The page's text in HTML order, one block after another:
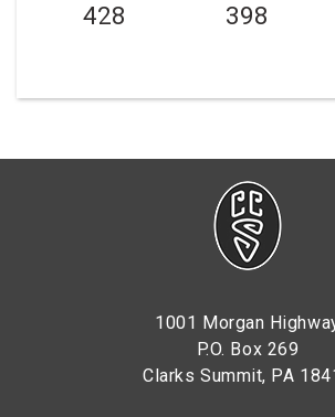
428 398
1001 Morgan
P.O. Box 269
Clarks Summit, PA